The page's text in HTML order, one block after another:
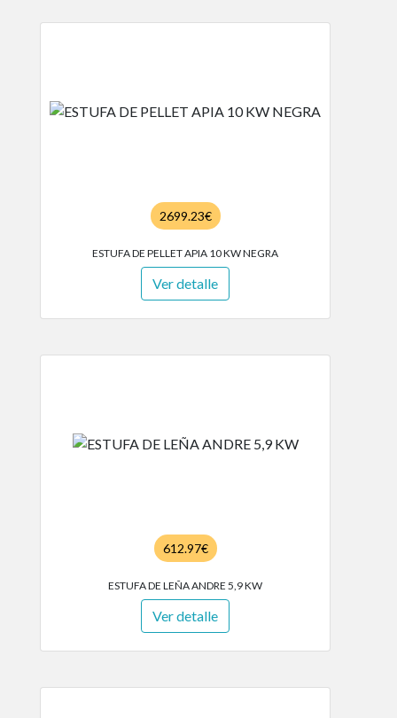
2699.23€
ESTUFA DE PELLET APIA 10 KW NEGRA
Ver detalle
612.97€
ESTUFA DE LEÑA ANDRE 5,9 KW
Ver detalle